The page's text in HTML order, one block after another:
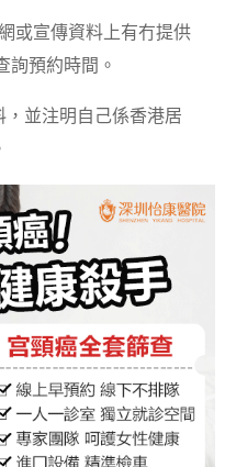
或宣傳資料上有冇提供
詢預約時間。
並注明自己係香港居